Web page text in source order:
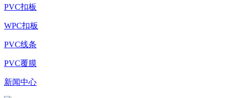
PVC扣板
WPC扣板
PVC线条
PVC覆膜
新闻中心